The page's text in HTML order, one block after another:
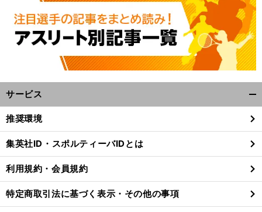
サービス
閉
る
推奨環境
集英社ID・スポルティーバIDとは
利用規約・会員規約
特定商取引法に基づく表示・その他の事項